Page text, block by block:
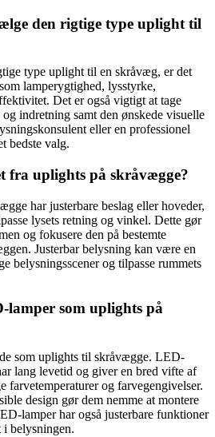
den rigtige type uplight til
type uplight til en skråvæg, er det
lamperygtighed, lysstyrke,
Det er også vigtigt at tage
indretning samt den ønskede visuelle
eller en professionel
bedste valg.
fra uplights på skråvægge?
har justerbare beslag eller hoveder,
lysets retning og vinkel. Dette gør
og fokusere den på bestemte
Justerbar belysning kan være en
belysningsscener og tilpasse rummets
som uplights på
som uplights til skråvægge. LED-
lang levetid og giver en bred vifte af
farvetemperaturer og farvegengivelser.
design gør dem nemme at montere
lamper har også justerbare funktioner
belysningen.